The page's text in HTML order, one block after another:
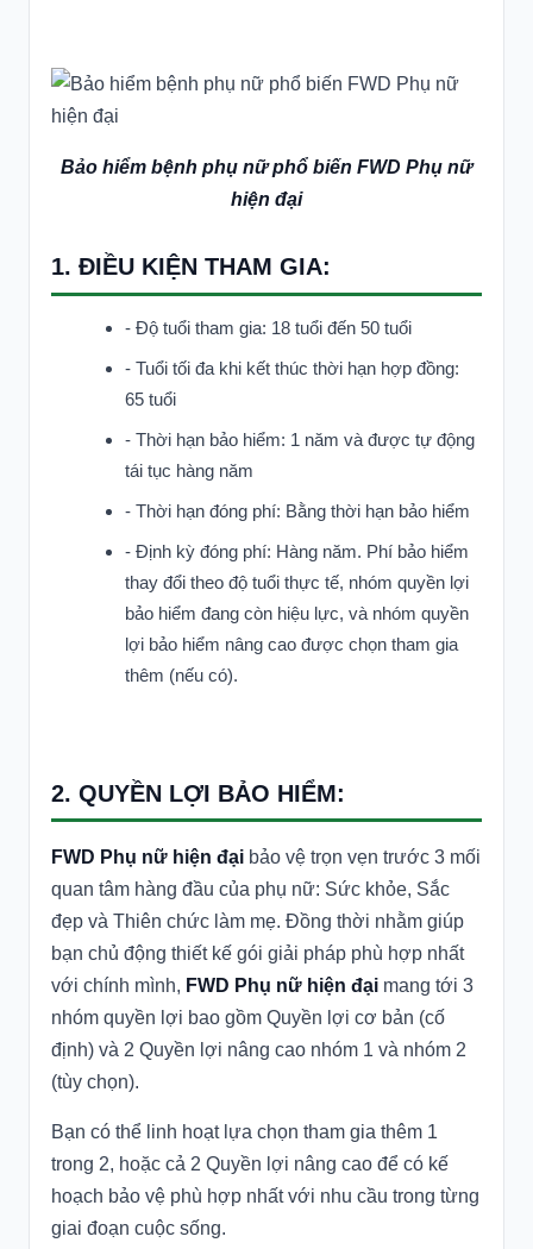
Bảo hiểm bệnh phụ nữ phổ biến FWD Phụ nữ
hiện đại
1. ĐIỀU KIỆN THAM GIA:
- ​Độ tuổi tham gia: 18 tuổi đến 50 tuổi
- Tuổi tối đa khi kết thúc thời hạn hợp đồng:
65 tuổi
- Thời hạn bảo hiểm: 1 năm và được tự động
tái tục hàng năm
- Thời hạn đóng phí: Bằng thời hạn bảo hiểm
- Định kỳ đóng phí: Hàng năm. Phí bảo hiểm
thay đổi theo độ tuổi thực tế, nhóm quyền lợi
bảo hiểm đang còn hiệu lực, và nhóm quyền
lợi bảo hiểm nâng cao được chọn tham gia
thêm (nếu có).
2. QUYỀN LỢI BẢO HIỂM:
FWD Phụ nữ hiện đại bảo vệ trọn vẹn trước 3 mối
quan tâm hàng đầu của phụ nữ: Sức khỏe, Sắc
đẹp và Thiên chức làm mẹ. Đồng thời nhằm giúp
bạn chủ động thiết kế gói giải pháp phù hợp nhất
với chính mình, FWD Phụ nữ hiện đại mang tới 3
nhóm quyền lợi bao gồm Quyền lợi cơ bản (cố
định) và 2 Quyền lợi nâng cao nhóm 1 và nhóm 2
(tùy chọn).
Bạn có thể linh hoạt lựa chọn tham gia thêm 1
trong 2, hoặc cả 2 Quyền lợi nâng cao để có kế
hoạch bảo vệ phù hợp nhất với nhu cầu trong từng
giai đoạn cuộc sống.